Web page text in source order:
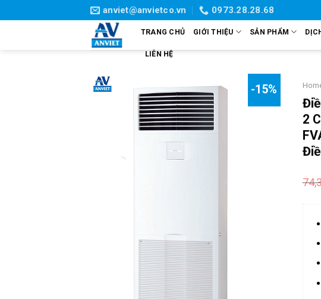
to
anviet@anvietco.vn 0973.28.28.68
TRANG CHỦ GIỚI THIỆU SẢN PHẨM
LIÊN HỆ
-15%
2